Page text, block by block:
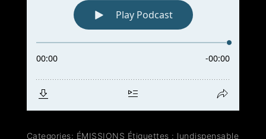
Categories: ÉMISSIONS Étiquettes : lundispensable